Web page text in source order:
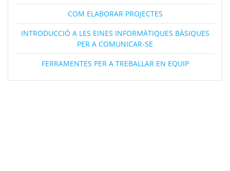
COM ELABORAR PROJECTES
INTRODUCCIÓ A LES EINES INFORMÀTIQUES BÀSIQUES
PER A COMUNICAR-SE
FERRAMENTES PER A TREBALLAR EN EQUIP